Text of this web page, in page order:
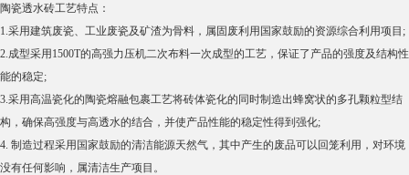
陶瓷透水砖工艺特点：
1.采用建筑废瓷、工业废瓷及矿渣为骨料，属固废利用国家鼓励的资源综合利用项目;
2.成型采用1500T的高强力压机二次布料一次成型的工艺，保证了产品的强度及结构性
能的稳定;
3.采用高温瓷化的陶瓷熔融包裹工艺将砖体瓷化的同时制造出蜂窝状的多孔颗粒型结
构，确保高强度与高透水的结合，并使产品性能的稳定性得到强化;
4. 制造过程采用国家鼓励的清洁能源天然气，其中产生的废品可以回笼利用，对环境
没有任何影响，属清洁生产项目。